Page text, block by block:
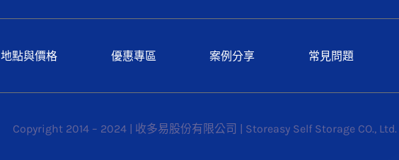
地點與價格 優惠專區 案例分享 常見問題
Copyright 2014 – 2024 | 收多易股份有限公司 | Storeasy Self Storage CO., Ltd. |